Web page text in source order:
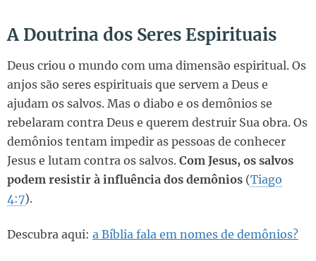
A Doutrina dos Seres Espirituais
Deus criou o mundo com uma dimensão espiritual. Os
anjos são seres espirituais que servem a Deus e
ajudam os salvos. Mas o diabo e os demônios se
rebelaram contra Deus e querem destruir Sua obra. Os
demônios tentam impedir as pessoas de conhecer
Jesus e lutam contra os salvos. Com Jesus, os salvos
podem resistir à influência dos demônios (Tiago
4:7).
Descubra aqui: a Bíblia fala em nomes de demônios?